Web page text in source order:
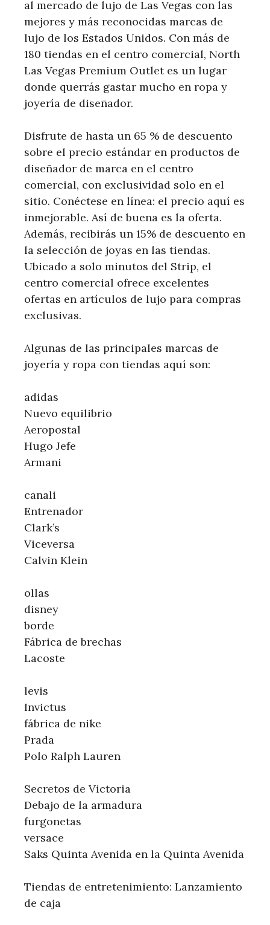
al mercado de lujo de Las Vegas con las
mejores y más reconocidas marcas de
lujo de los Estados Unidos. Con más de
180 tiendas en el centro comercial, North
Las Vegas Premium Outlet es un lugar
donde querrás gastar mucho en ropa y
joyería de diseñador.
Disfrute de hasta un 65 % de descuento
sobre el precio estándar en productos de
diseñador de marca en el centro
comercial, con exclusividad solo en el
sitio. Conéctese en línea: el precio aquí es
inmejorable. Así de buena es la oferta.
Además, recibirás un 15% de descuento en
la selección de joyas en las tiendas.
Ubicado a solo minutos del Strip, el
centro comercial ofrece excelentes
ofertas en artículos de lujo para compras
exclusivas.
Algunas de las principales marcas de
joyería y ropa con tiendas aquí son:
adidas
Nuevo equilibrio
Aeropostal
Hugo Jefe
Armani
canali
Entrenador
Clark’s
Viceversa
Calvin Klein
ollas
disney
borde
Fábrica de brechas
Lacoste
levis
Invictus
fábrica de nike
Prada
Polo Ralph Lauren
Secretos de Victoria
Debajo de la armadura
furgonetas
versace
Saks Quinta Avenida en la Quinta Avenida
Tiendas de entretenimiento: Lanzamiento
de caja